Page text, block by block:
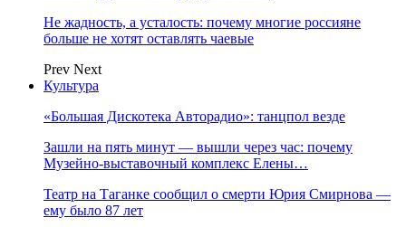
Не жадность, а усталость: почему многие россияне
больше не хотят оставлять чаевые
Prev Next
Культура
«Большая Дискотека Авторадио»: танцпол везде
Зашли на пять минут — вышли через час: почему
Музейно-выставочный комплекс Елены…
Театр на Таганке сообщил о смерти Юрия Смирнова —
ему было 87 лет